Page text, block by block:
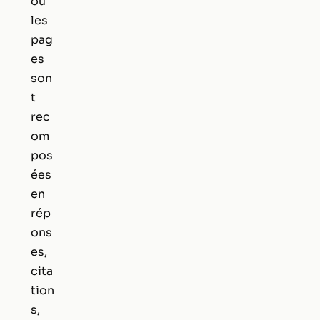
les
pag
es
son
t
rec
om
pos
ées
en
rép
ons
es,
cita
tion
s,